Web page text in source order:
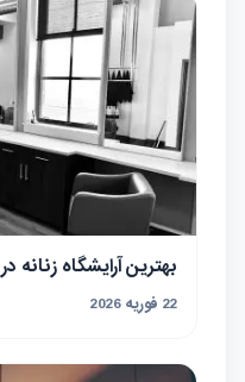
بهترین آرایشگاه زنانه در Tehran – لیست کامل
22 فوریه 2026